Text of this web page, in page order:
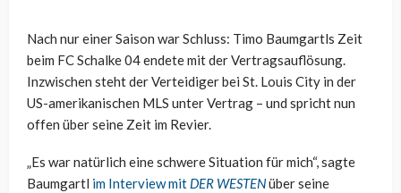
Nach nur einer Saison war Schluss: Timo Baumgartls Zeit
beim FC Schalke 04 endete mit der Vertragsauflösung.
Inzwischen steht der Verteidiger bei St. Louis City in der
US-amerikanischen MLS unter Vertrag – und spricht nun
offen über seine Zeit im Revier.
„Es war natürlich eine schwere Situation für mich“, sagte
Baumgartl im Interview mit DER WESTENüber seine